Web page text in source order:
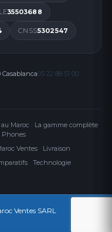
35503688
CNSS5302547
05 22 88 51 00
Maroc · La gamme complète
Phones
Ventes· Livraison
· Technologie
Ventes SARL